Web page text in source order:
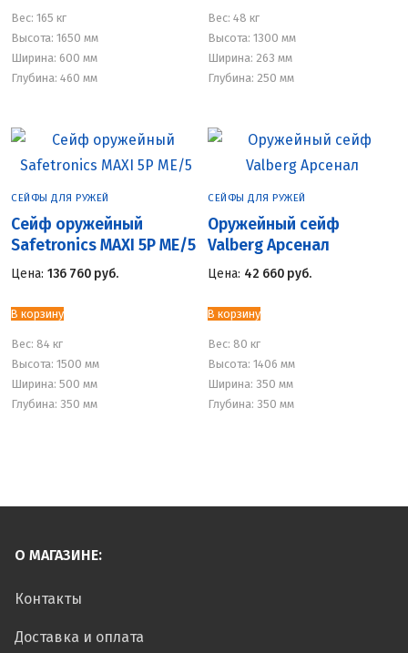
Вес: 165 кг
Высота: 1650 мм
Ширина: 600 мм
Глубина: 460 мм
Вес: 48 кг
Высота: 1300 мм
Ширина: 263 мм
Глубина: 250 мм
СЕЙФЫ ДЛЯ РУЖЕЙ
Сейф оружейный
Safetronics MAXI 5P ME/5
Цена: 136 760 руб.
В корзину
Вес: 84 кг
Высота: 1500 мм
Ширина: 500 мм
Глубина: 350 мм
СЕЙФЫ ДЛЯ РУЖЕЙ
Оружейный сейф
Valberg Арсенал
Цена: 42 660 руб.
В корзину
Вес: 80 кг
Высота: 1406 мм
Ширина: 350 мм
Глубина: 350 мм
О МАГАЗИНЕ:
Контакты
Доставка и оплата